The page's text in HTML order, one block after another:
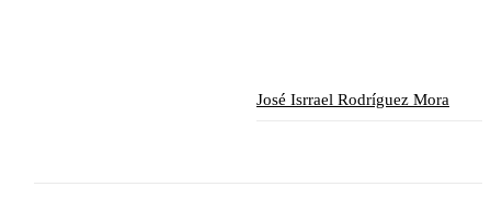
José Isrrael Rodríguez Mora